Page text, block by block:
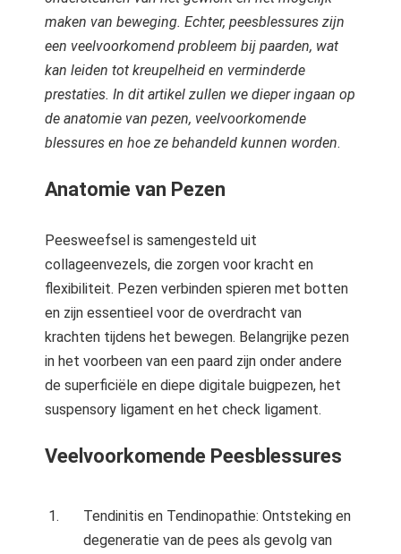
maken van beweging. Echter, peesblessures zijn
een veelvoorkomend probleem bij paarden, wat
kan leiden tot kreupelheid en verminderde
prestaties. In dit artikel zullen we dieper ingaan op
de anatomie van pezen, veelvoorkomende
blessures en hoe ze behandeld kunnen worden.
Anatomie van Pezen
Peesweefsel is samengesteld uit
collageenvezels, die zorgen voor kracht en
flexibiliteit. Pezen verbinden spieren met botten
en zijn essentieel voor de overdracht van
krachten tijdens het bewegen. Belangrijke pezen
in het voorbeen van een paard zijn onder andere
de superficiële en diepe digitale buigpezen, het
suspensory ligament en het check ligament.
Veelvoorkomende Peesblessures
Tendinitis en Tendinopathie: Ontsteking en
degeneratie van de pees als gevolg van
gebruikt
te
van